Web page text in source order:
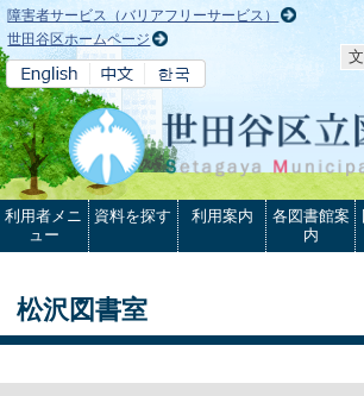
本文へ
障害者サービス（バリアフリーサービス）
世田谷区ホームページ
利用者メニ
ュー
資料を探す 利用案内
各図書館案
内
松沢図書室